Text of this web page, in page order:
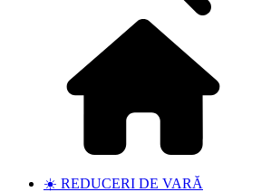
☀️ REDUCERI DE VARĂ